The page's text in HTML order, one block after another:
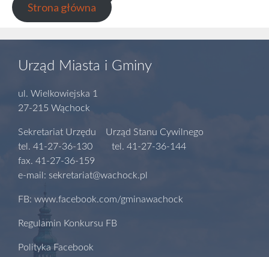
Strona główna
Urząd Miasta i Gminy
ul. Wielkowiejska 1
27-215 Wąchock
Sekretariat Urzędu Urząd Stanu Cywilnego
tel. 41-27-36-130 tel. 41-27-36-144
fax. 41-27-36-159
e-mail: sekretariat@wachock.pl
FB: www.facebook.com/gminawachock
Regulamin Konkursu FB
Polityka Facebook